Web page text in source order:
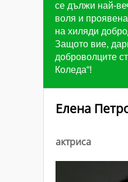
Дарители
Коледа"
г.
се дължи най-
воля и
на хиляди
Защото вие,
доброволците
Коледа“!
Елена
актриса